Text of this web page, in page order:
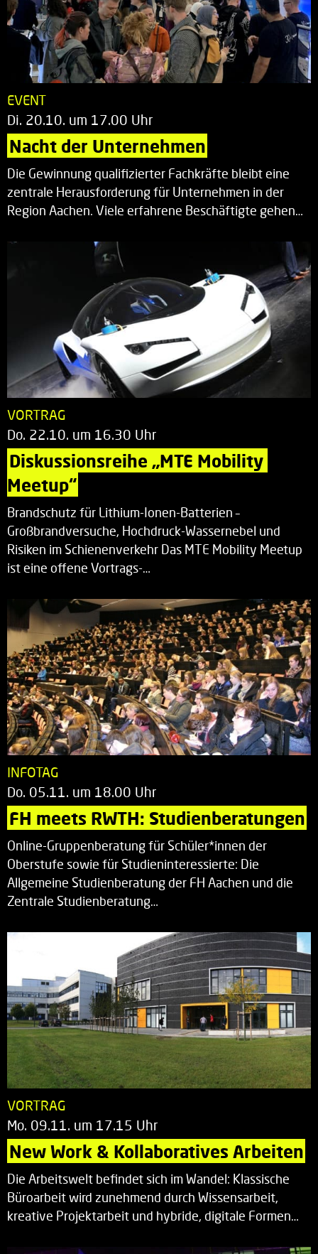
EVENT
Di. 20.10. um 17.00 Uhr
Nacht der Unternehmen
Die Gewinnung qualifizierter Fachkräfte bleibt eine
zentrale Herausforderung für Unternehmen in der
Region Aachen. Viele erfahrene Beschäftigte gehen…
VORTRAG
Do. 22.10. um 16.30 Uhr
Diskussionsreihe „MTE Mobility
Meetup“
Brandschutz für Lithium-Ionen-Batterien –
Großbrandversuche, Hochdruck-Wassernebel und
Risiken im Schienenverkehr Das MTE Mobility Meetup
ist eine offene Vortrags-…
INFOTAG
Do. 05.11. um 18.00 Uhr
FH meets RWTH: Studienberatungen
Online-Gruppenberatung für Schüler*innen der
Oberstufe sowie für Studieninteressierte: Die
Allgemeine Studienberatung der FH Aachen und die
Zentrale Studienberatung…
VORTRAG
Mo. 09.11. um 17.15 Uhr
New Work & Kollaboratives Arbeiten
Die Arbeitswelt befindet sich im Wandel: Klassische
Büroarbeit wird zunehmend durch Wissensarbeit,
kreative Projektarbeit und hybride, digitale Formen…